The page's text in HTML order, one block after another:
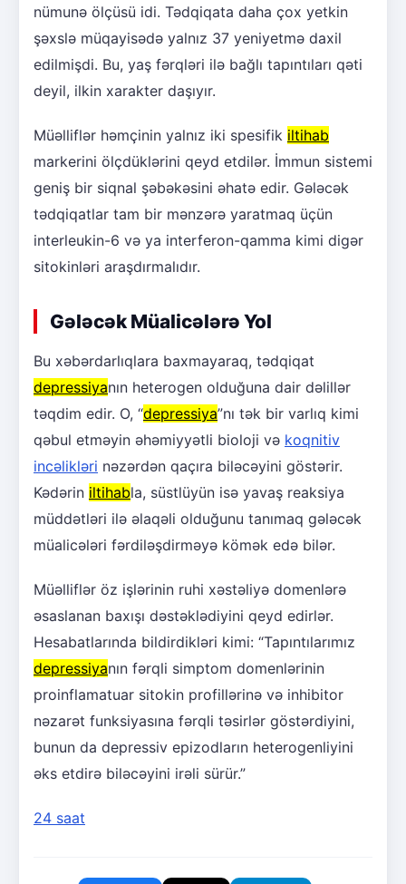
nümunə ölçüsü idi. Tədqiqata daha çox yetkin
şəxslə müqayisədə yalnız 37 yeniyetmə daxil
edilmişdi. Bu, yaş fərqləri ilə bağlı tapıntıları qəti
deyil, ilkin xarakter daşıyır.
Müəlliflər həmçinin yalnız iki spesifik iltihab
markerini ölçdüklərini qeyd etdilər. İmmun sistemi
geniş bir siqnal şəbəkəsini əhatə edir. Gələcək
tədqiqatlar tam bir mənzərə yaratmaq üçün
interleukin-6 və ya interferon-qamma kimi digər
sitokinləri araşdırmalıdır.
Gələcək Müalicələrə Yol
Bu xəbərdarlıqlara baxmayaraq, tədqiqat
depressiyanın heterogen olduğuna dair dəlillər
təqdim edir. O, “depressiya”nı tək bir varlıq kimi
qəbul etməyin əhəmiyyətli bioloji və koqnitiv
incəlikləri nəzərdən qaçıra biləcəyini göstərir.
Kədərin iltihabla, süstlüyün isə yavaş reaksiya
müddətləri ilə əlaqəli olduğunu tanımaq gələcək
müalicələri fərdiləşdirməyə kömək edə bilər.
Müəlliflər öz işlərinin ruhi xəstəliyə domenlərə
əsaslanan baxışı dəstəklədiyini qeyd edirlər.
Hesabatlarında bildirdikləri kimi: “Tapıntılarımız
depressiyanın fərqli simptom domenlərinin
proinflamatuar sitokin profillərinə və inhibitor
nəzarət funksiyasına fərqli təsirlər göstərdiyini,
bunun da depressiv epizodların heterogenliyini
əks etdirə biləcəyini irəli sürür.”
24 saat